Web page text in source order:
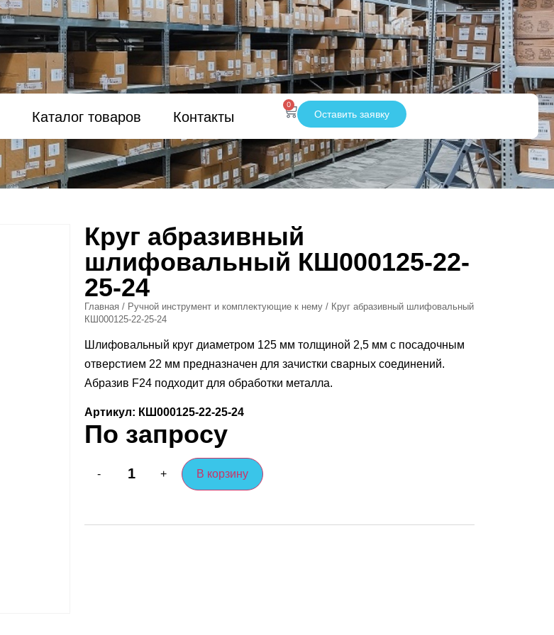
Каталог товаров Контакты
0
Оставить заявку
Круг абразивный
шлифовальный КШ000125-22-
25-24
Главная / Ручной инструмент и комплектующие к нему / Круг абразивный шлифовальный
КШ000125-22-25-24
Шлифовальный круг диаметром 125 мм толщиной 2,5 мм с посадочным
отверстием 22 мм предназначен для зачистки сварных соединений.
Абразив F24 подходит для обработки металла.
Артикул: КШ000125-22-25-24
По запросу
- + В корзину